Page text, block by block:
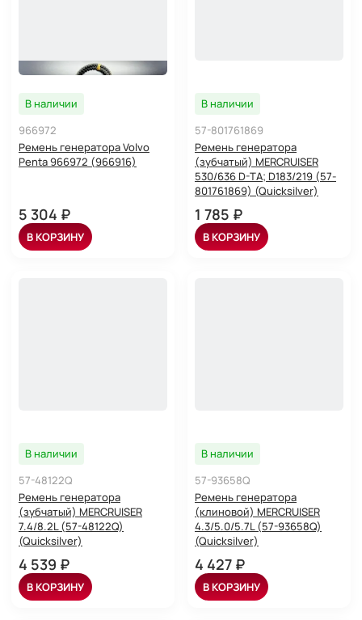
В наличии
966972
Ремень генератора Volvo
Penta 966972 (966916)
5 304 ₽
В КОРЗИНУ
В наличии
57-801761869
Ремень генератора
(зубчатый) MERCRUISER
530/636 D-TA; D183/219 (57-
801761869) (Quicksilver)
1 785 ₽
В КОРЗИНУ
В наличии
57-48122Q
Ремень генератора
(зубчатый) MERCRUISER
7.4/8.2L (57-48122Q)
(Quicksilver)
4 539 ₽
В КОРЗИНУ
В наличии
57-93658Q
Ремень генератора
(клиновой) MERCRUISER
4.3/5.0/5.7L (57-93658Q)
(Quicksilver)
4 427 ₽
В КОРЗИНУ